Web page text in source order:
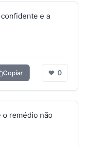
e a
Copiar ❤ 0
o remédio não